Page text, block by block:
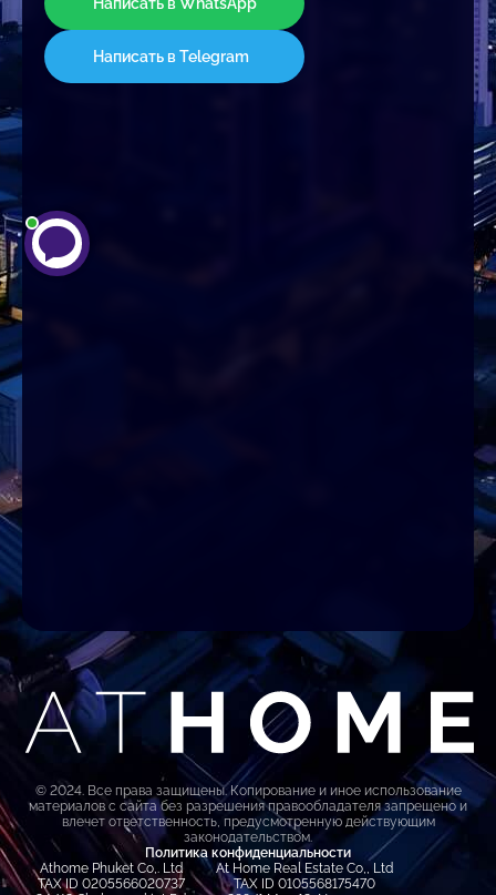
Написать в Telegram
Политика конфиденциальности
© 2024. Все права защищены. Копирование и иное использование
материалов с сайта без разрешения правообладателя запрещено и
влечет ответственность, предусмотренную действующим
законодательством.
Athome Phuket Co,. Ltd
TAX ID 0205566020737
At Home Real Estate Co,, Ltd
TAX ID 0105568175470